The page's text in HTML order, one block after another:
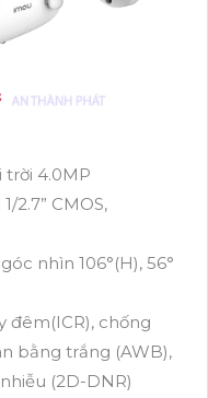
trời 4.0MP
2.7” CMOS,
nhìn 106°(H), 56°
đêm(ICR), chống
bằng trắng (AWB),
(2D-DNR)